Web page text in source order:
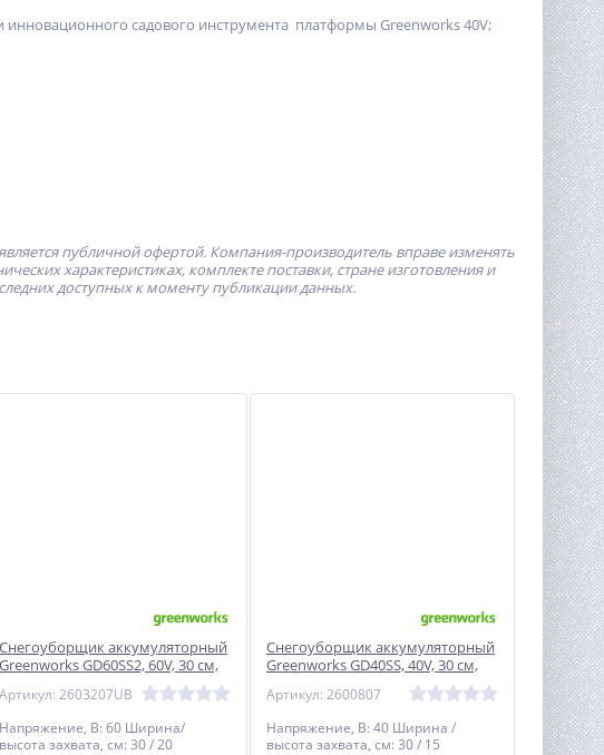
инновационного садового инструмента платформы Greenworks 40V;
публичной офертой. Компания-производитель вправе изменять
характеристиках, комплекте поставки, стране изготовления и
доступных к моменту публикации данных.
Снегоуборщик аккумуляторный
Greenworks GD60SS2, 60V, 30 см,
регулир выбр, бесщ, c 1хАКБ 4Ач
и ЗУ
Артикул: 2603207UB
Напряжение, В: 60 Ширина/
высота захвата, см: 30 / 20
Снегоуборщик аккумуляторный
Greenworks GD40SS, 40V, 30 см,
бесщеточный, без АКБ и ЗУ
(2600807)
Артикул: 2600807
Напряжение, В: 40 Ширина /
высота захвата, см: 30 / 15